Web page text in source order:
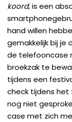
koord, is een
hand willen
gemakkelijk bij je
de telefooncase
broekzak te
tijdens een
check tijdens het
nog niet
case met zich